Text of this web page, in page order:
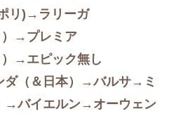
リ)→ラリーガ
）→プレミア
）→エピック無し
ダ（＆日本）→バルサ→ミ
→バイエルン→オーウェン